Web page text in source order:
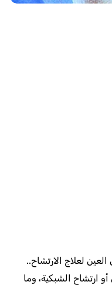
لعلاج الارتشاح..
ارتشاح الشبكية، وما